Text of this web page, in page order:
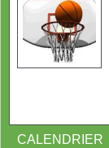
CALENDRIER